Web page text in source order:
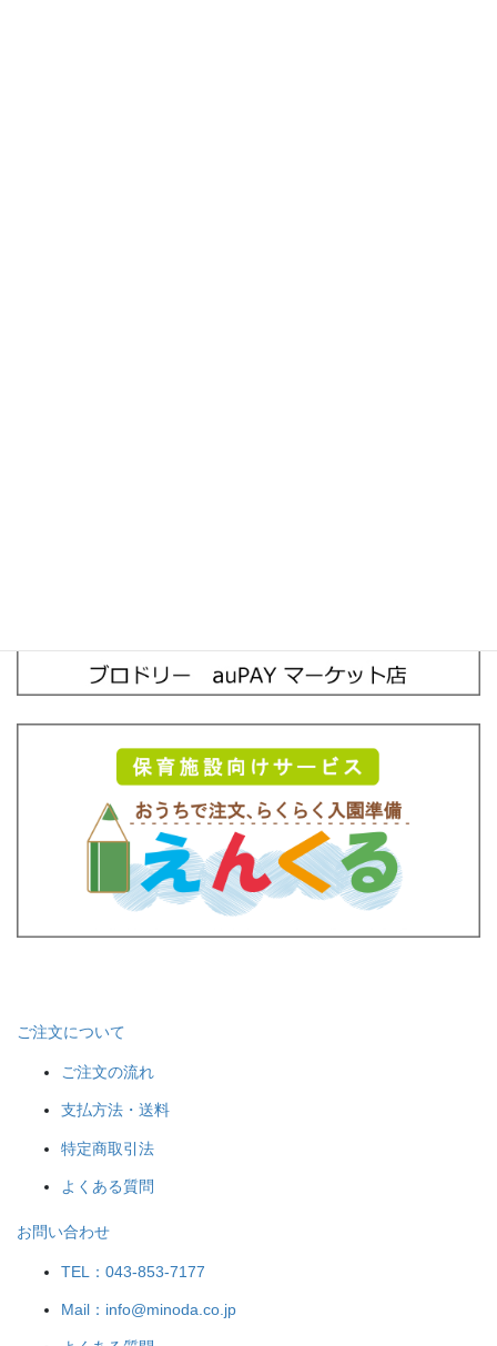
ご注文について
ご注文の流れ
支払方法・送料
特定商取引法
よくある質問
お問い合わせ
TEL：043-853-7177
Mail：info@minoda.co.jp